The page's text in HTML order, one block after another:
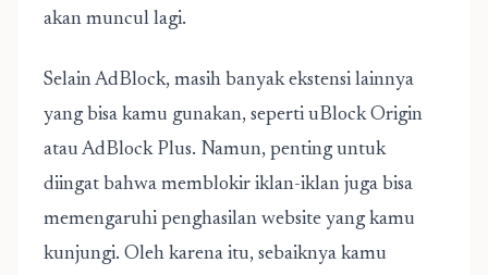
akan muncul lagi.
Selain AdBlock, masih banyak ekstensi lainnya
yang bisa kamu gunakan, seperti uBlock Origin
atau AdBlock Plus. Namun, penting untuk
diingat bahwa memblokir iklan-iklan juga bisa
memengaruhi penghasilan website yang kamu
kunjungi. Oleh karena itu, sebaiknya kamu